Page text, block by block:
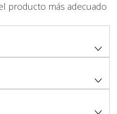
producto más adecuado